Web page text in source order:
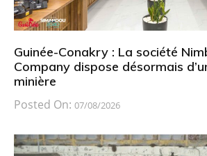
Guinée-Conakry : La société
Company dispose désormais
minière
Posted On: 07/08/2026